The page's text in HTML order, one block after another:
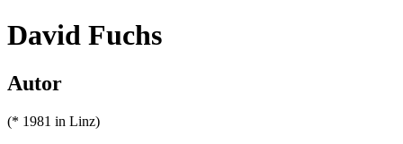
David Fuchs
Autor
(* 1981 in Linz)